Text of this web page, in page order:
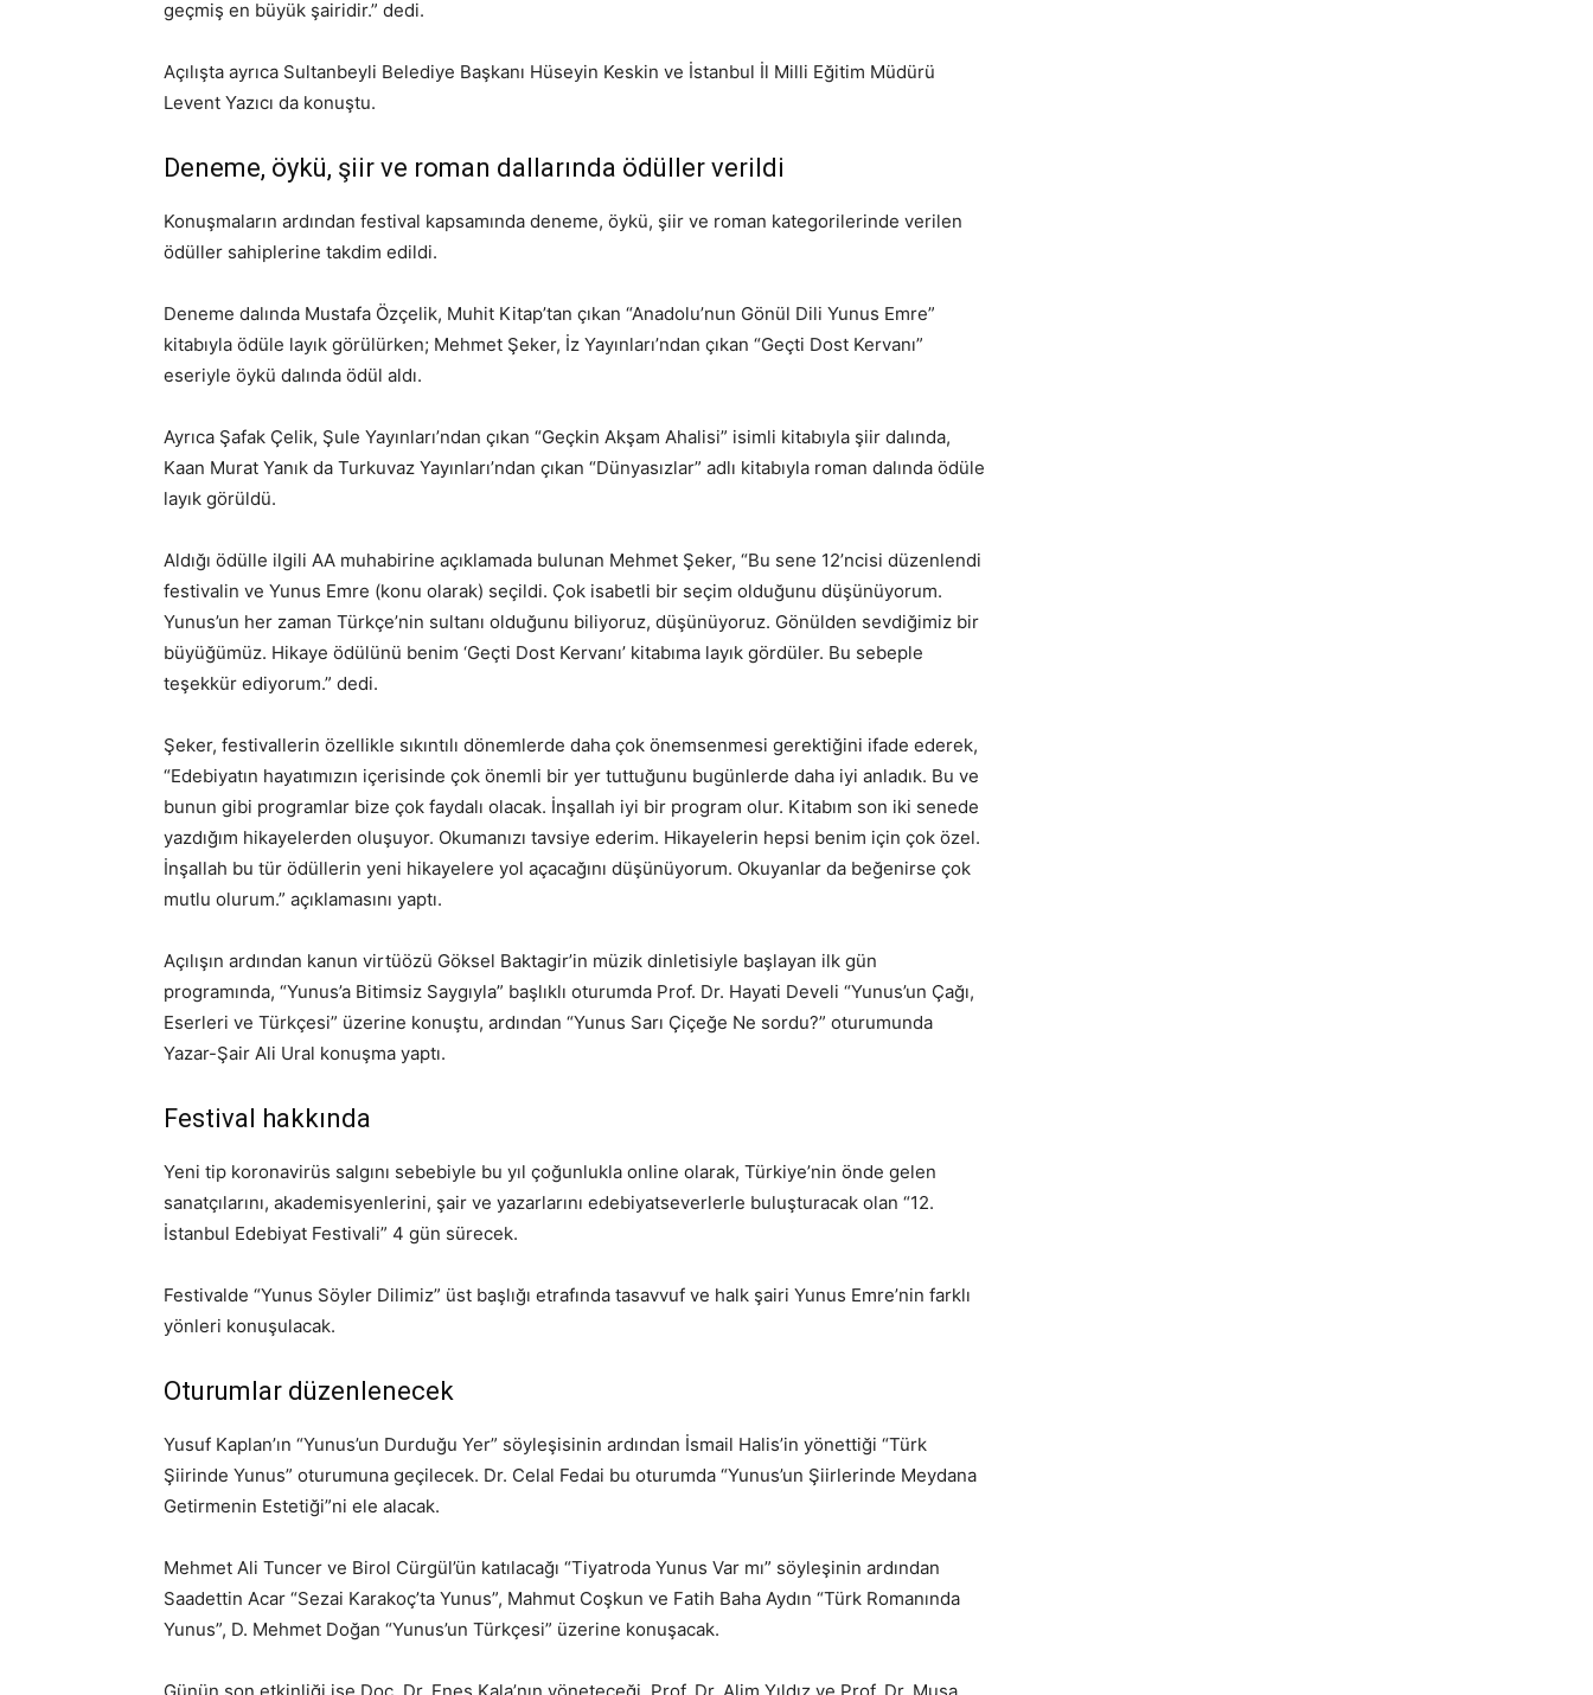
geçmiş en büyük şairidir.” dedi.
Açılışta ayrıca Sultanbeyli Belediye Başkanı Hüseyin Keskin ve İstanbul İl Milli Eğitim Müdürü
Levent Yazıcı da konuştu.
Deneme, öykü, şiir ve roman dallarında ödüller verildi
Konuşmaların ardından festival kapsamında deneme, öykü, şiir ve roman kategorilerinde verilen
ödüller sahiplerine takdim edildi.
Deneme dalında Mustafa Özçelik, Muhit Kitap’tan çıkan “Anadolu’nun Gönül Dili Yunus Emre”
kitabıyla ödüle layık görülürken; Mehmet Şeker, İz Yayınları’ndan çıkan “Geçti Dost Kervanı”
eseriyle öykü dalında ödül aldı.
Ayrıca Şafak Çelik, Şule Yayınları’ndan çıkan “Geçkin Akşam Ahalisi” isimli kitabıyla şiir dalında,
Kaan Murat Yanık da Turkuvaz Yayınları’ndan çıkan “Dünyasızlar” adlı kitabıyla roman dalında ödüle
layık görüldü.
Aldığı ödülle ilgili AA muhabirine açıklamada bulunan Mehmet Şeker, “Bu sene 12’ncisi düzenlendi
festivalin ve Yunus Emre (konu olarak) seçildi. Çok isabetli bir seçim olduğunu düşünüyorum.
Yunus’un her zaman Türkçe’nin sultanı olduğunu biliyoruz, düşünüyoruz. Gönülden sevdiğimiz bir
büyüğümüz. Hikaye ödülünü benim ‘Geçti Dost Kervanı’ kitabıma layık gördüler. Bu sebeple
teşekkür ediyorum.” dedi.
Şeker, festivallerin özellikle sıkıntılı dönemlerde daha çok önemsenmesi gerektiğini ifade ederek,
“Edebiyatın hayatımızın içerisinde çok önemli bir yer tuttuğunu bugünlerde daha iyi anladık. Bu ve
bunun gibi programlar bize çok faydalı olacak. İnşallah iyi bir program olur. Kitabım son iki senede
yazdığım hikayelerden oluşuyor. Okumanızı tavsiye ederim. Hikayelerin hepsi benim için çok özel.
İnşallah bu tür ödüllerin yeni hikayelere yol açacağını düşünüyorum. Okuyanlar da beğenirse çok
mutlu olurum.” açıklamasını yaptı.
Açılışın ardından kanun virtüözü Göksel Baktagir’in müzik dinletisiyle başlayan ilk gün
programında, “Yunus’a Bitimsiz Saygıyla” başlıklı oturumda Prof. Dr. Hayati Develi “Yunus’un Çağı,
Eserleri ve Türkçesi” üzerine konuştu, ardından “Yunus Sarı Çiçeğe Ne sordu?” oturumunda
Yazar-Şair Ali Ural konuşma yaptı.
Festival hakkında
Yeni tip koronavirüs salgını sebebiyle bu yıl çoğunlukla online olarak, Türkiye’nin önde gelen
sanatçılarını, akademisyenlerini, şair ve yazarlarını edebiyatseverlerle buluşturacak olan “12.
İstanbul Edebiyat Festivali” 4 gün sürecek.
Festivalde “Yunus Söyler Dilimiz” üst başlığı etrafında tasavvuf ve halk şairi Yunus Emre’nin farklı
yönleri konuşulacak.
Oturumlar düzenlenecek
Yusuf Kaplan’ın “Yunus’un Durduğu Yer” söyleşisinin ardından İsmail Halis’in yönettiği “Türk
Şiirinde Yunus” oturumuna geçilecek. Dr. Celal Fedai bu oturumda “Yunus’un Şiirlerinde Meydana
Getirmenin Estetiği”ni ele alacak.
Mehmet Ali Tuncer ve Birol Cürgül’ün katılacağı “Tiyatroda Yunus Var mı” söyleşinin ardından
Saadettin Acar “Sezai Karakoç’ta Yunus”, Mahmut Coşkun ve Fatih Baha Aydın “Türk Romanında
Yunus”, D. Mehmet Doğan “Yunus’un Türkçesi” üzerine konuşacak.